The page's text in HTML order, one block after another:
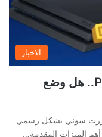
الاخبار
بداية النهاية للأسطورة PS4.. هل وضع
رسمي، قررت سوني بشكل رسمي